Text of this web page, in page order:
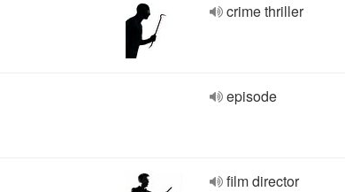
crime thriller
episode
film director